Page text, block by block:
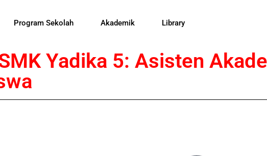
Program Sekolah Akademik Library
Yadika 5: Asisten